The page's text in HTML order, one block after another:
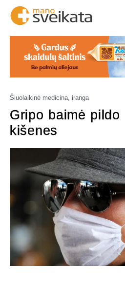
Šiuolaikinė medicina, įranga
Gripo baimė pildo
kišenes